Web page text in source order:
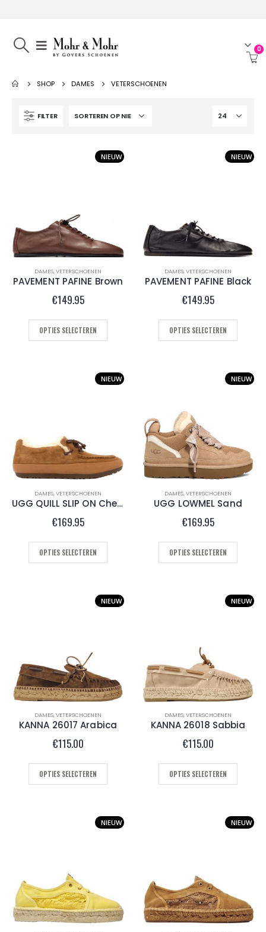
0
SHOP DAMES VETERSCHOENEN
FILTER
NIEUW
DAMES,VETERSCHOENEN
PAVEMENT PAFINE Brown
€149.95
OPTIES SELECTEREN
NIEUW
DAMES,VETERSCHOENEN
PAVEMENT PAFINE Black
€149.95
OPTIES SELECTEREN
NIEUW
DAMES,VETERSCHOENEN
UGG QUILL SLIP ON Chestnut
€169.95
OPTIES SELECTEREN
NIEUW
DAMES,VETERSCHOENEN
UGG LOWMEL Sand
€169.95
OPTIES SELECTEREN
NIEUW
DAMES,VETERSCHOENEN
KANNA 26017 Arabica
€115.00
OPTIES SELECTEREN
NIEUW
DAMES,VETERSCHOENEN
KANNA 26018 Sabbia
€115.00
OPTIES SELECTEREN
NIEUW NIEUW